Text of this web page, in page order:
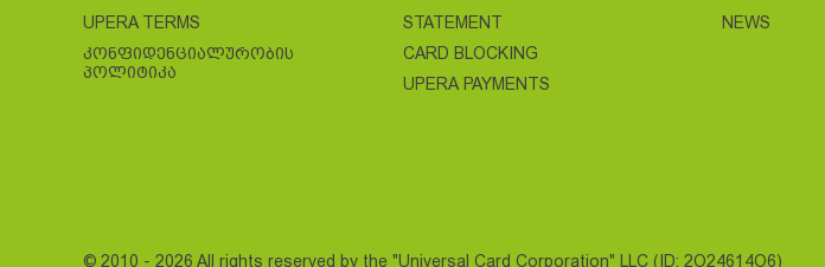
UPERA TERMS
ᲙᲝᲜᲤᲘᲓᲔᲜᲪᲘᲐᲚᲣᲠᲝᲑᲘᲡ
ᲞᲝᲚᲘᲢᲘᲙᲐ
STATEMENT
CARD BLOCKING
UPERA PAYMENTS
NEWS
© 2010 - 2026 All rights reserved by the "Universal Card Corporation" LLC (ID: 2O24614O6)